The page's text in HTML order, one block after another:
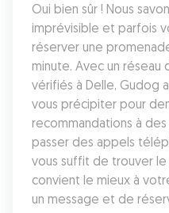
Oui bien sûr ! Nous
imprévisible et parfois
réserver une
minute. Avec un réseau
vérifiés à Delle, Gudog
vous précipiter pour
recommandations à
passer des appels
vous suffit de trouver
convient le mieux à
un message et de